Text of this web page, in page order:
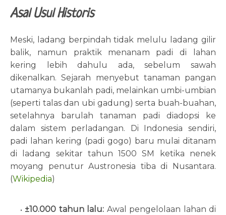
Asal Usul Historis
Meski, ladang berpindah tidak melulu ladang gilir
balik, namun praktik menanam padi di lahan
kering lebih dahulu ada, sebelum sawah
dikenalkan. Sejarah menyebut tanaman pangan
utamanya bukanlah padi, melainkan umbi-umbian
(seperti talas dan ubi gadung) serta buah-buahan,
setelahnya barulah tanaman padi diadopsi ke
dalam sistem perladangan. Di Indonesia sendiri,
padi lahan kering (padi gogo) baru mulai ditanam
di ladang sekitar tahun 1500 SM ketika nenek
moyang penutur Austronesia tiba di Nusantara.
(Wikipedia)
±10.000 tahun lalu: Awal pengelolaan lahan di